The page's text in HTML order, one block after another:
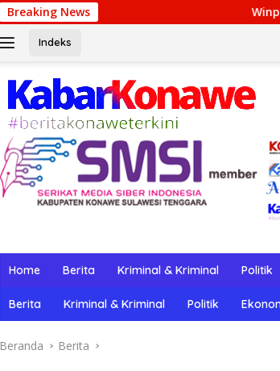
Breaking News Winpot Casino: Su Lugar de
Indeks
Home Berita Kriminal & Kriminal Politik
Berita Kriminal & Kriminal Politik
Beranda Berita